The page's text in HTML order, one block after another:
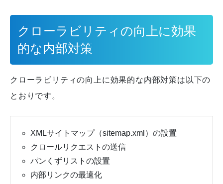
クローラビリティの向上に効果
的な内部対策
クローラビリティの向上に効果的な内部対策は以下の
とおりです。
XMLサイトマップ（sitemap.xml）の設置
クロールリクエストの送信
パンくずリストの設置
内部リンクの最適化